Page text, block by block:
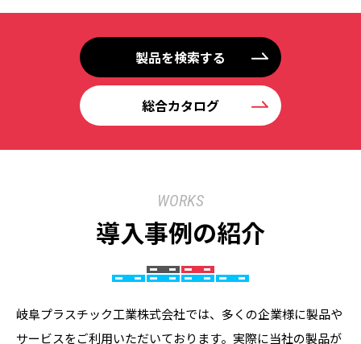
製品を検索する
総合カタログ
WORKS
導入事例の紹介
岐阜プラスチック工業株式会社では、多くの企業様に製品や
サービスをご利用いただいております。実際に当社の製品が